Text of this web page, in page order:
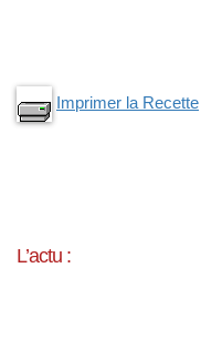
Imprimer la Recette
L’actu :